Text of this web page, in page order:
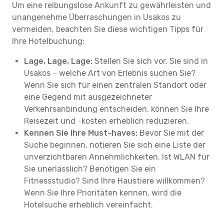
Um eine reibungslose Ankunft zu gewährleisten und
unangenehme Überraschungen in Usakos zu
vermeiden, beachten Sie diese wichtigen Tipps für
Ihre Hotelbuchung:
Lage, Lage, Lage: Stellen Sie sich vor, Sie sind in
Usakos – welche Art von Erlebnis suchen Sie?
Wenn Sie sich für einen zentralen Standort oder
eine Gegend mit ausgezeichneter
Verkehrsanbindung entscheiden, können Sie Ihre
Reisezeit und -kosten erheblich reduzieren.
Kennen Sie Ihre Must-haves: Bevor Sie mit der
Suche beginnen, notieren Sie sich eine Liste der
unverzichtbaren Annehmlichkeiten. Ist WLAN für
Sie unerlässlich? Benötigen Sie ein
Fitnessstudio? Sind Ihre Haustiere willkommen?
Wenn Sie Ihre Prioritäten kennen, wird die
Hotelsuche erheblich vereinfacht.